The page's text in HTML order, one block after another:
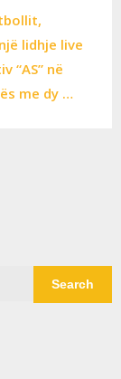
lidhje live
“AS” në
me dy …
Search